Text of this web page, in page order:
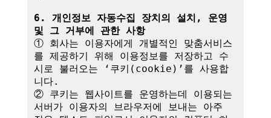
6. 개인정보 자동수집 장치의 설치, 운영
및 그 거부에 관한 사항
① 회사는 이용자에게 개별적인 맞춤서비스
를 제공하기 위해 이용정보를 저장하고 수
시로 불러오는 ‘쿠키(cookie)’를 사용합
니다.
② 쿠키는 웹사이트를 운영하는데 이용되는
서버가 이용자의 브라우저에 보내는 아주